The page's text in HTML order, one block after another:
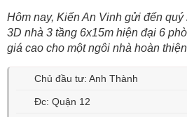
Hôm nay, Kiến An Vinh gửi đến
3D nhà 3 tầng 6x15m hiện đại 6
giá cao cho một ngôi nhà hoàn
Chủ đầu tư: Anh Thành
Đc: Quận 12